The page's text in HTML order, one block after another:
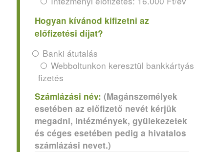
Hogyan kívánod kifizetni az
előfizetési díjat?
Banki átutalás
Webboltunkon keresztül bankkártyás
fizetés
Számlázási név: (Magánszemélyek
esetében az előfizető nevét kérjük
megadni, intézmények, gyülekezetek
és céges esetében pedig a hivatalos
számlázási nevet.)